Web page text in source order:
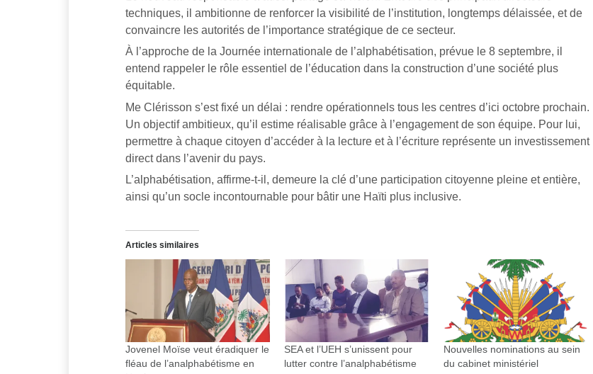
techniques, il ambitionne de renforcer la visibilité de l’institution, longtemps délaissée, et de
convaincre les autorités de l’importance stratégique de ce secteur.
À l’approche de la Journée internationale de l’alphabétisation, prévue le 8 septembre, il
entend rappeler le rôle essentiel de l’éducation dans la construction d’une société plus
équitable.
Me Clérisson s’est fixé un délai : rendre opérationnels tous les centres d’ici octobre prochain.
Un objectif ambitieux, qu’il estime réalisable grâce à l’engagement de son équipe. Pour lui,
permettre à chaque citoyen d’accéder à la lecture et à l’écriture représente un investissement
direct dans l’avenir du pays.
L’alphabétisation, affirme-t-il, demeure la clé d’une participation citoyenne pleine et entière,
ainsi qu’un socle incontournable pour bâtir une Haïti plus inclusive.
Articles similaires
Jovenel Moïse veut éradiquer le
fléau de l’analphabétisme en
SEA et l’UEH s’unissent pour
lutter contre l’analphabétisme
Nouvelles nominations au sein
du cabinet ministériel